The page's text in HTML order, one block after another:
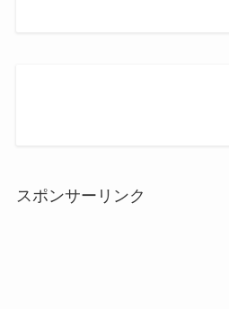
スポンサーリンク